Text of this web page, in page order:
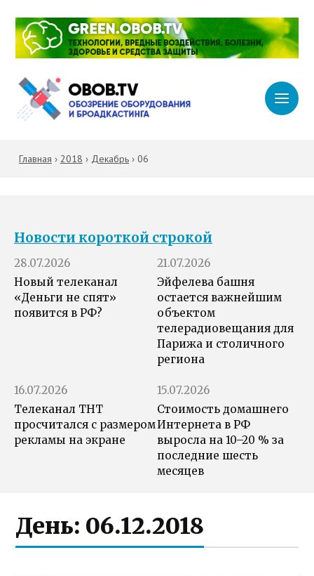
Главная › 2018 › Декабрь› 06
Новости короткой строкой
28.07.2026
Новый телеканал
«Деньги не спят»
появится в РФ?
21.07.2026
Эйфелева башня
остается важнейшим
объектом
телерадиовещания для
Парижа и столичного
региона
16.07.2026
Телеканал ТНТ
просчитался с размером
рекламы на экране
15.07.2026
Стоимость домашнего
Интернета в РФ
выросла на 10–20 % за
последние шесть
месяцев
День: 06.12.2018